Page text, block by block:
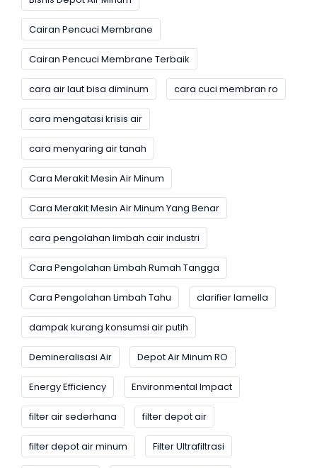
Cairan Pencuci Membrane
Cairan Pencuci Membrane Terbaik
cara air laut bisa diminum cara cuci membran ro
cara mengatasi krisis air
cara menyaring air tanah
Cara Merakit Mesin Air Minum
Cara Merakit Mesin Air Minum Yang Benar
cara pengolahan limbah cair industri
Cara Pengolahan Limbah Rumah Tangga
Cara Pengolahan Limbah Tahu clarifier lamella
dampak kurang konsumsi air putih
Demineralisasi Air Depot Air Minum RO
Energy Efficiency Environmental Impact
filter air sederhana filter depot air
filter depot air minum Filter Ultrafiltrasi